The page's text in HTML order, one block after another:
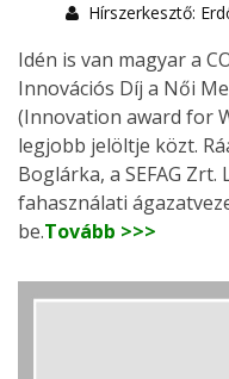
Hírszerkesztő:
Idén is van magyar a
Innovációs Díj a Női
(Innovation award for
legjobb jelöltje közt.
Boglárka, a SEFAG
fahasználati
be.Tovább >>>